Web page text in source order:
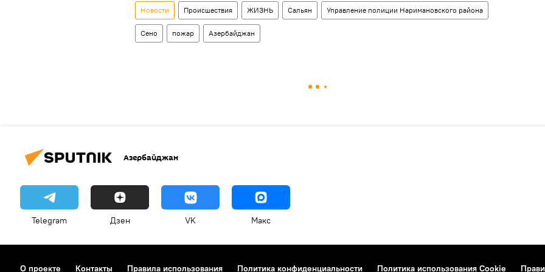
Новости Происшествия ЖИЗНЬ Сальян Управление полиции Наримановского района
Сено пожар Азербайджан
Азербайджан
Telegram Дзен VK Макс
О проекте Контакты Правила использования Политика конфиденциальности Политика использования Cookie